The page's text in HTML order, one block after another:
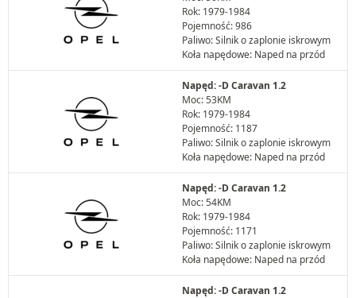
Rok: 1979-1984
Pojemność: 986
Paliwo: Silnik o zaplonie iskrowym
Koła napędowe: Naped na przód
Napęd: -D Caravan 1.2
Moc: 53KM
Rok: 1979-1984
Pojemność: 1187
Paliwo: Silnik o zaplonie iskrowym
Koła napędowe: Naped na przód
Napęd: -D Caravan 1.2
Moc: 54KM
Rok: 1979-1984
Pojemność: 1171
Paliwo: Silnik o zaplonie iskrowym
Koła napędowe: Naped na przód
Napęd: -D Caravan 1.2